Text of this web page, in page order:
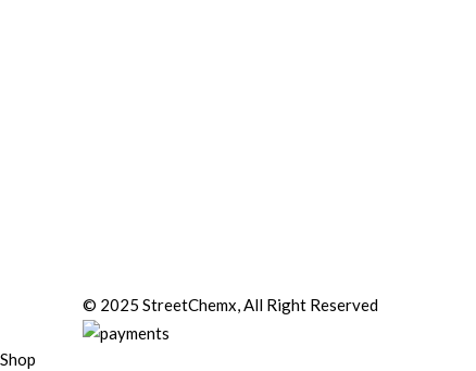
© 2025 StreetChemx, All Right Reserved
Shop